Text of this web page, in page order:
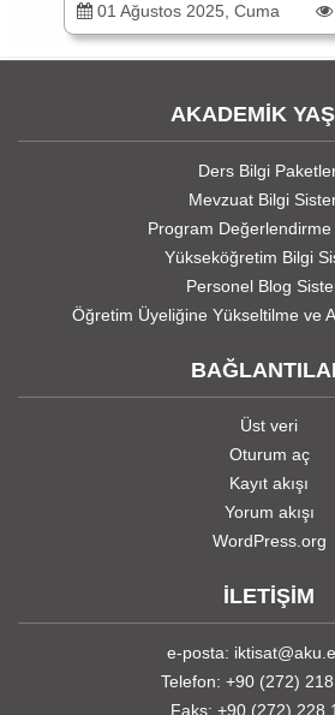
01 Ağustos 2025, Cuma
AKADEMİK
Ders Bilgi
Mevzuat Bilgi
Program Değerlendirme
Yükseköğretim Bilgi
Personel Blog
Öğretim Üyeliğine Yükseltilme ve
Üst veri
Oturum aç
Kayıt akışı
Yorum akışı
WordPress.org
İLETİŞİM
e-posta:
Telefon: +90 (272)
Faks: +90 (272) 228